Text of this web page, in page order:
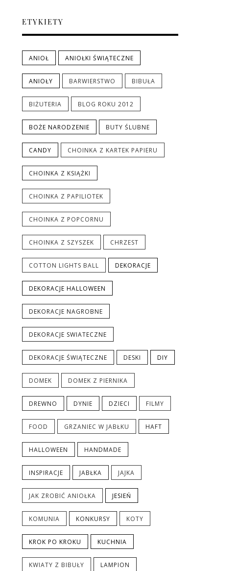
ETYKIETY
ANIOŁ ANIOŁKI ŚWIĄTECZNE
ANIOŁY BARWIERSTWO BIBUŁA
BIŻUTERIA BLOG ROKU 2012
BOŻE NARODZENIE BUTY ŚLUBNE
CANDY CHOINKA Z KARTEK PAPIERU
CHOINKA Z KSIĄŻKI
CHOINKA Z PAPILIOTEK
CHOINKA Z POPCORNU
CHOINKA Z SZYSZEK CHRZEST
COTTON LIGHTS BALL DEKORACJE
DEKORACJE HALLOWEEN
DEKORACJE NAGROBNE
DEKORACJE SWIATECZNE
DEKORACJE ŚWIĄTECZNE DESKI DIY
DOMEK DOMEK Z PIERNIKA
DREWNO DYNIE DZIECI FILMY
FOOD GRZANIEC W JABŁKU HAFT
HALLOWEEN HANDMADE
INSPIRACJE JABŁKA JAJKA
JAK ZROBIĆ ANIOŁKA JESIEŃ
KOMUNIA KONKURSY KOTY
KROK PO KROKU KUCHNIA
KWIATY Z BIBUŁY LAMPION